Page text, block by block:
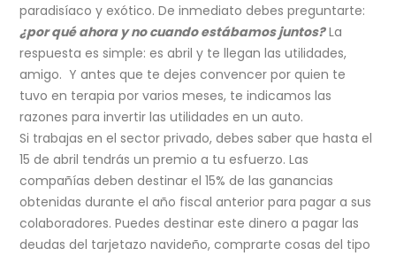
paradisíaco y exótico. De inmediato debes preguntarte:
¿por qué ahora y no cuando estábamos juntos?La
respuesta es simple: es abril y te llegan las utilidades,
amigo. Y antes que te dejes convencer por quien te
tuvo en terapia por varios meses, te indicamos las
razones para invertir las utilidades en un auto.
Si trabajas en el sector privado, debes saber que hasta el
15 de abril tendrás un premio a tu esfuerzo. Las
compañías deben destinar el 15% de las ganancias
obtenidas durante el año fiscal anterior para pagar a sus
colaboradores. Puedes destinar este dinero a pagar las
deudas del tarjetazo navideño, comprarte cosas del tipo